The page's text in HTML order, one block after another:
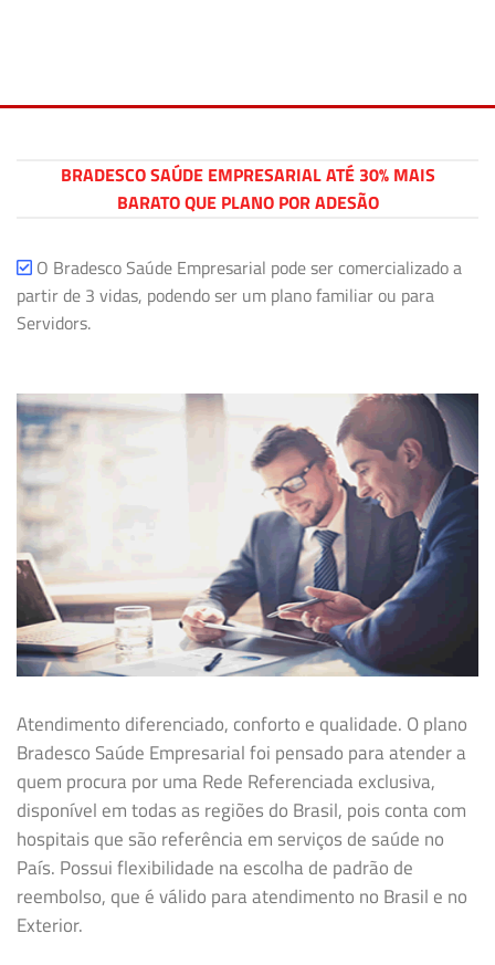
BRADESCO SAÚDE EMPRESARIAL ATÉ 30% MAIS
BARATO QUE PLANO POR ADESÃO
O Bradesco Saúde Empresarial pode ser comercializado a
partir de 3 vidas, podendo ser um plano familiar ou para
Servidors.
Atendimento diferenciado, conforto e qualidade. O plano
Bradesco Saúde Empresarial foi pensado para atender a
quem procura por uma Rede Referenciada exclusiva,
disponível em todas as regiões do Brasil, pois conta com
hospitais que são referência em serviços de saúde no
País. Possui flexibilidade na escolha de padrão de
reembolso, que é válido para atendimento no Brasil e no
Exterior.